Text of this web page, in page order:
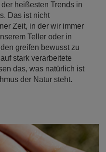
heißesten Trends in
Das ist nicht
Zeit, in der wir immer
Teller oder in
greifen bewusst zu
stark verarbeitete
das, was natürlich ist
der Natur steht.